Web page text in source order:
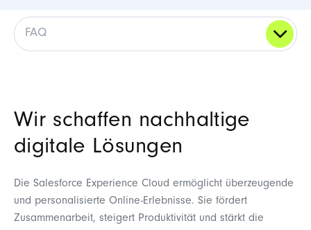
FAQ
Wir schaffen nachhaltige
digitale Lösungen
Die Salesforce Experience Cloud ermöglicht überzeugende
und personalisierte Online-Erlebnisse. Sie fördert
Zusammenarbeit, steigert Produktivität und stärkt die